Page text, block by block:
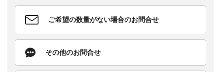
ご希望の数量がない場合のお問合せ
その他のお問合せ